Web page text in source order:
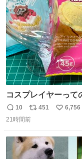
コスプレイヤーって
できるんですよねビ
返
信
10
リ
ポ
ト
451
い
6,756
21時間前